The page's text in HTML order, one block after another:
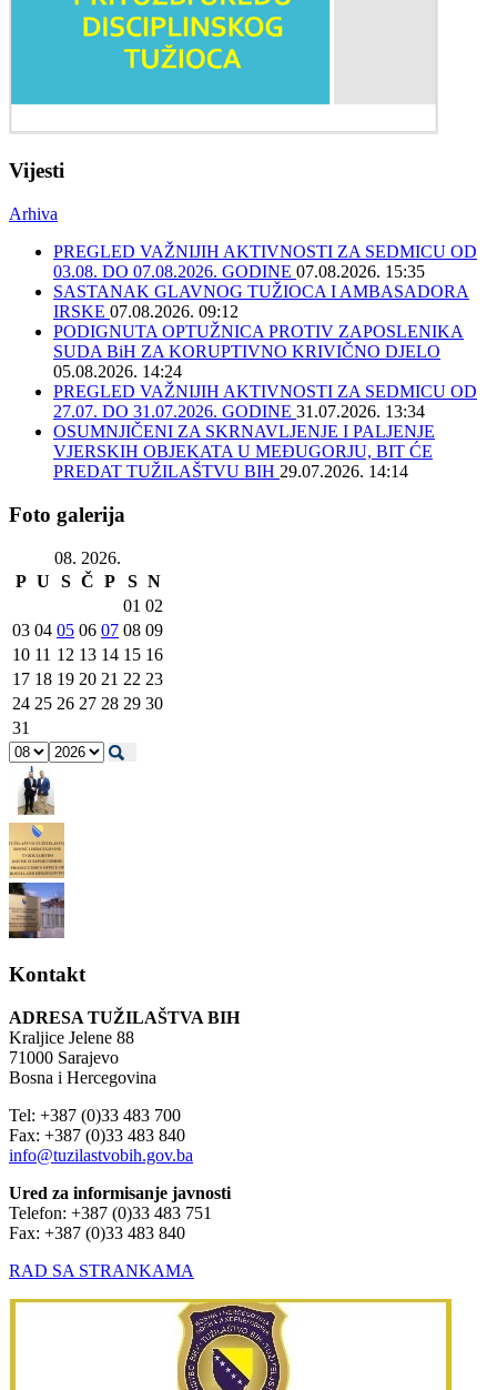
Vijesti
Arhiva
PREGLED VAŽNIJIH AKTIVNOSTI ZA SEDMICU OD
03.08. DO 07.08.2026. GODINE 07.08.2026. 15:35
SASTANAK GLAVNOG TUŽIOCA I AMBASADORA
IRSKE 07.08.2026. 09:12
PODIGNUTA OPTUŽNICA PROTIV ZAPOSLENIKA
SUDA BiH ZA KORUPTIVNO KRIVIČNO DJELO
05.08.2026. 14:24
PREGLED VAŽNIJIH AKTIVNOSTI ZA SEDMICU OD
27.07. DO 31.07.2026. GODINE 31.07.2026. 13:34
OSUMNJIČENI ZA SKRNAVLJENJE I PALJENJE
VJERSKIH OBJEKATA U MEĐUGORJU, BIT ĆE
PREDAT TUŽILAŠTVU BIH 29.07.2026. 14:14
Foto galerija
08. 2026.
P U S Č P S N
01 02
03 04 05 06 07 08 09
10 11 12 13 14 15 16
17 18 19 20 21 22 23
24 25 26 27 28 29 30
31
Kontakt
ADRESA TUŽILAŠTVA BIH
Kraljice Jelene 88
71000 Sarajevo
Bosna i Hercegovina
Tel: +387 (0)33 483 700
Fax: +387 (0)33 483 840
info@tuzilastvobih.gov.ba
Ured za informisanje javnosti
Telefon: +387 (0)33 483 751
Fax: +387 (0)33 483 840
RAD SA STRANKAMA